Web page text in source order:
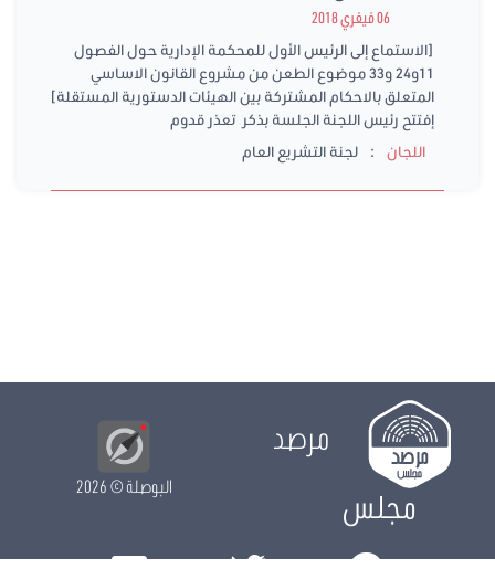
06 فيفري 2018
[الاستماع إلى الرئيس الأول للمحكمة الإدارية حول الفصول
11و24 و33 موضوع الطعن من مشروع القانون الاساسي
المتعلق بالاحكام المشتركة بين الهيئات الدستورية المستقلة]
إفتتح رئيس اللجنة الجلسة بذكر تعذر قدوم
اللجان
: لجنة التشريع العام
مرصد
مجلس
البوصلة© 2026